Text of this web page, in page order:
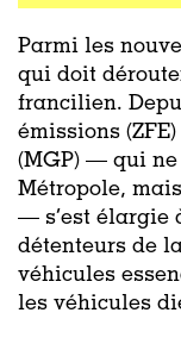
Parmi les
qui doit
francilien.
émissions
(MGP) — qui ne
Métropole,
— s’est élargie
détenteurs de
véhicules
les véhicules